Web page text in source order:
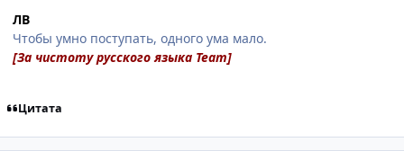
ЛВ
Чтобы умно поступать, одного ума мало.
[За чистоту русского языка Team]
Цитата